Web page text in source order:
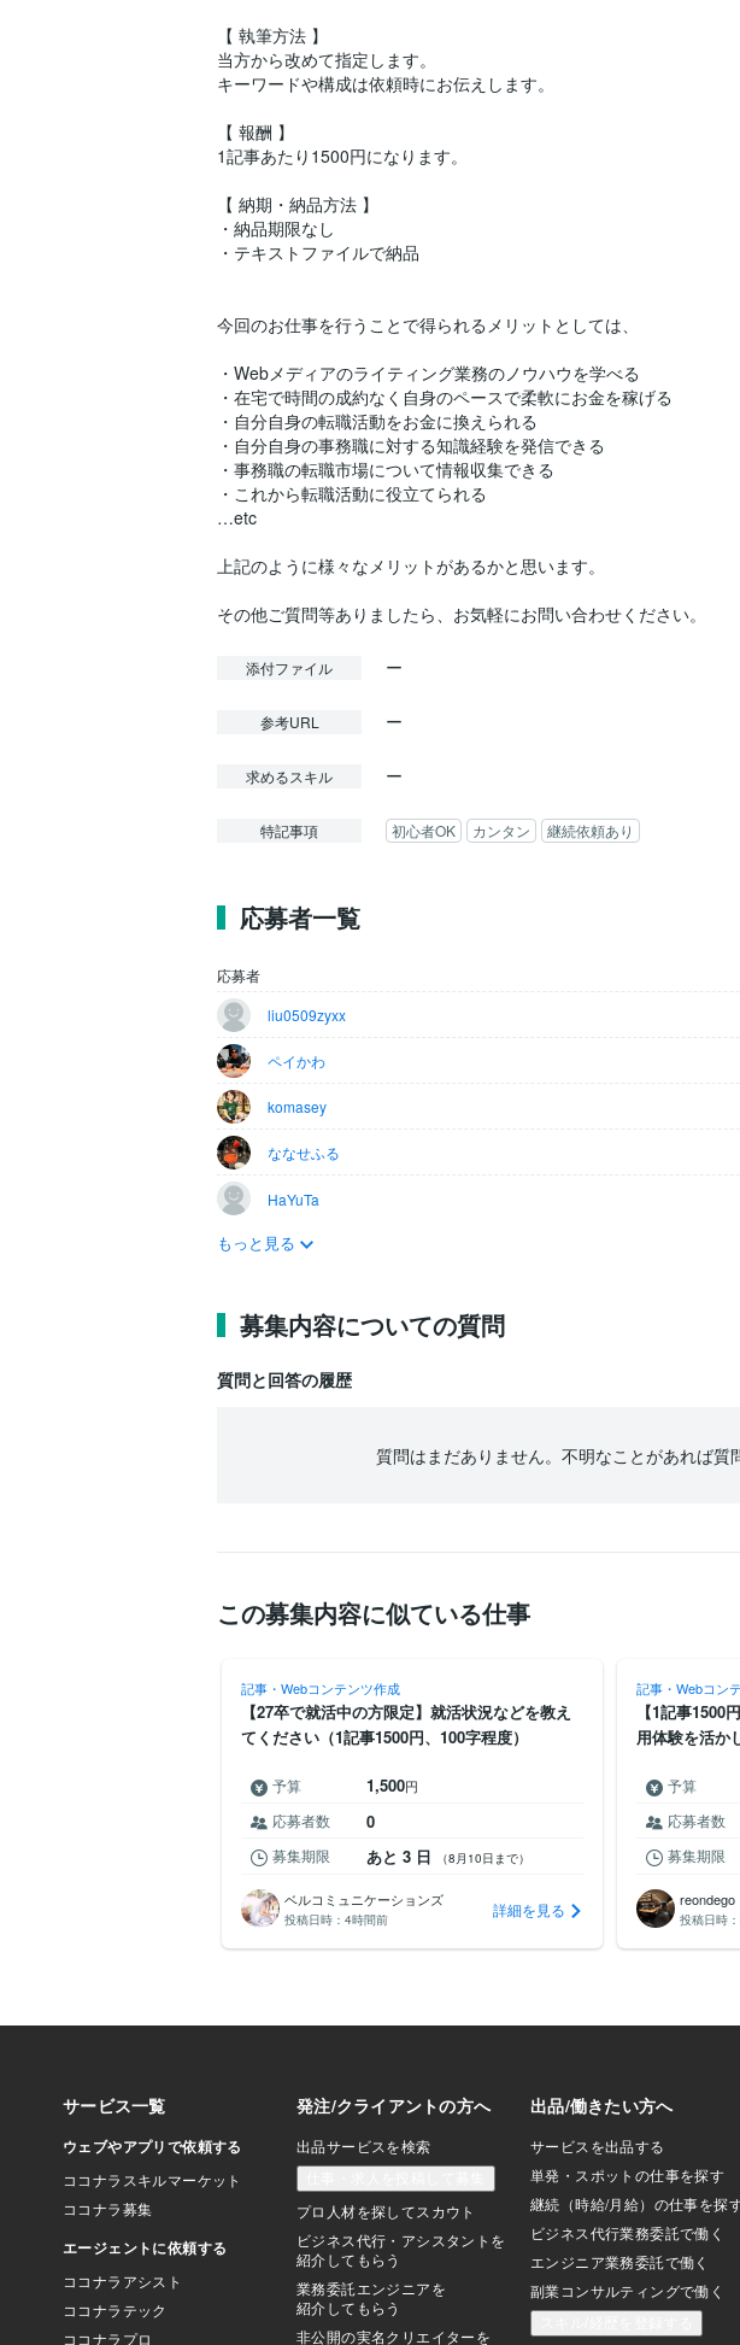
【 執筆方法 】
当方から改めて指定します。
キーワードや構成は依頼時にお伝えします。
【 報酬 】
1記事あたり1500円になります。
【 納期・納品方法 】
・納品期限なし
・テキストファイルで納品
今回のお仕事を行うことで得られるメリットとしては、
・Webメディアのライティング業務のノウハウを学べる
・在宅で時間の成約なく自身のペースで柔軟にお金を稼げる
・自分自身の転職活動をお金に換えられる
・自分自身の事務職に対する知識経験を発信できる
・事務職の転職市場について情報収集できる
・これから転職活動に役立てられる
…etc
上記のように様々なメリットがあるかと思います。
添付ファイル ー
参考URL ー
求めるスキル ー
特記事項 初心者OK カンタン 継続依頼あり
応募者一覧
応募者
liu0509zyxx
ペイかわ
komasey
ななせふる
HaYuTa
もっと見る
募集内容についての質問
質問と回答の履歴
質問はまだありません。不明なことがあれば質
この募集内容に似ている仕事
記事・Webコンテンツ作成
【27卒で就活中の方限定】就活状況などを教え
てください（1記事1500円、100字程度）
予算 1,500円
応募者数 0
募集期限 あと 3 日 （8月10日まで）
ベルコミュニケーションズ
投稿日時： 4時間前 詳細を見る
記事・Webコン
【1記事1500
用体験を活か
予算
応募者数
募集期限
reondego
投稿日時：